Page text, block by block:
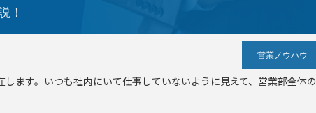
！
営業ノウハウ
ます。いつも社内にいて仕事していないように見えて、営業部全体の